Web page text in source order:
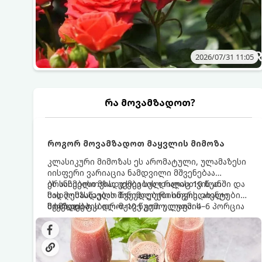
2026/07/31 11:05
რა მოვამზადოთ?
როგორ მოვამზადოთ მაყვლის მიმოზა
კლასიკური მიმოზას ეს არომატული, ულამაზესი
იისფერი ვარიაცია ნამდვილი მშვენებაა
ბრანჩებისთვის, უქმეების დილისთვის ან
სადღესასწაულო წვეულებებისთვის. ახალი
მაყვლის ტკბილ-მჟავე გემო, ლაიმის
ციტრუსოვანი არომატი და ცქრიალა ღვინის
ბუშტუკები ქმნის საოცრად დახვეწილ და
მაგრილებელ კოქტეილს.
ეს სასმელი მზადდება სულ რაღაც 10 წუთში და
მის მომზადებას მინიმალური ინგრედიენტები
სჭირდება.
მომზადების დრო: 10 წუთი ულუფა: 4–6 პორცია